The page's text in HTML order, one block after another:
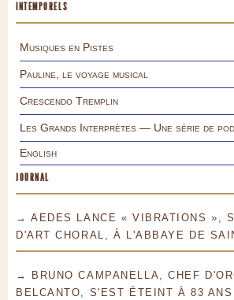
INTEMPORELS
Musiques en Pistes
Pauline, le voyage musical
Crescendo Tremplin
Les Grands Interprètes — Une série de
English
JOURNAL
→ AEDES LANCE « VIBRATIONS »,
D'ART CHORAL, À L'ABBAYE DE
→ BRUNO CAMPANELLA, CHEF
BELCANTO, S'EST ÉTEINT À 83 ANS